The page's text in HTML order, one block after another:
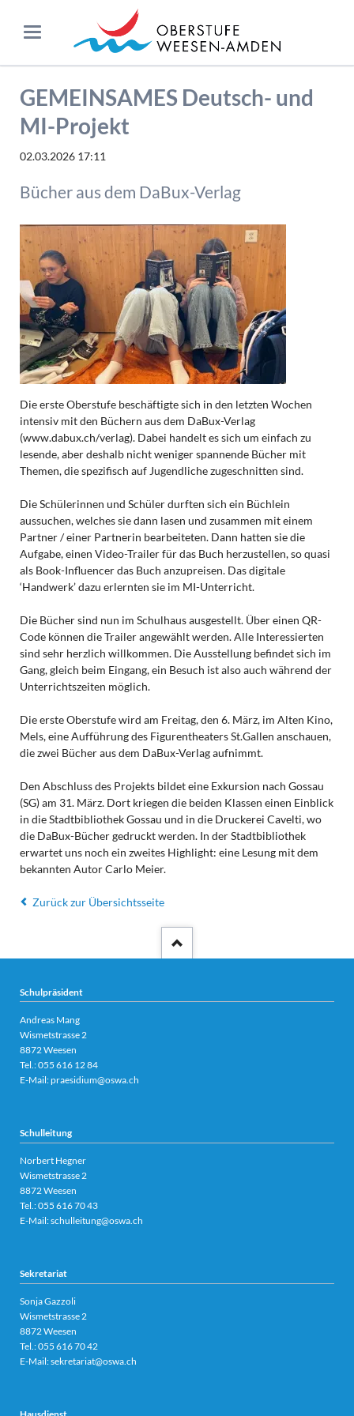
GEMEINSAMES Deutsch- und
MI-Projekt
02.03.2026 17:11
Bücher aus dem DaBux-Verlag
Die erste Oberstufe beschäftigte sich in den letzten Wochen
intensiv mit den Büchern aus dem DaBux-Verlag
(www.dabux.ch/verlag). Dabei handelt es sich um einfach zu
lesende, aber deshalb nicht weniger spannende Bücher mit
Themen, die spezifisch auf Jugendliche zugeschnitten sind.
Die Schülerinnen und Schüler durften sich ein Büchlein
aussuchen, welches sie dann lasen und zusammen mit einem
Partner / einer Partnerin bearbeiteten. Dann hatten sie die
Aufgabe, einen Video-Trailer für das Buch herzustellen, so quasi
als Book-Influencer das Buch anzupreisen. Das digitale
‘Handwerk’ dazu erlernten sie im MI-Unterricht.
Die Bücher sind nun im Schulhaus ausgestellt. Über einen QR-
Code können die Trailer angewählt werden. Alle Interessierten
sind sehr herzlich willkommen. Die Ausstellung befindet sich im
Gang, gleich beim Eingang, ein Besuch ist also auch während der
Unterrichtszeiten möglich.
Die erste Oberstufe wird am Freitag, den 6. März, im Alten Kino,
Mels, eine Aufführung des Figurentheaters St.Gallen anschauen,
die zwei Bücher aus dem DaBux-Verlag aufnimmt.
Den Abschluss des Projekts bildet eine Exkursion nach Gossau
(SG) am 31. März. Dort kriegen die beiden Klassen einen Einblick
in die Stadtbibliothek Gossau und in die Druckerei Cavelti, wo
die DaBux-Bücher gedruckt werden. In der Stadtbibliothek
erwartet uns noch ein zweites Highlight: eine Lesung mit dem
bekannten Autor Carlo Meier.
Zurück zur Übersichtsseite
Schulpräsident
Andreas Mang
Wismetstrasse 2
8872 Weesen
Tel.:055 616 12 84
E-Mail:praesidium@oswa.ch
Schulleitung
Norbert Hegner
Wismetstrasse 2
8872 Weesen
Tel.:055 616 70 43
E-Mail:schulleitung@oswa.ch
Sekretariat
Sonja Gazzoli
Wismetstrasse 2
8872 Weesen
Tel.:055 616 70 42
E-Mail:sekretariat@oswa.ch